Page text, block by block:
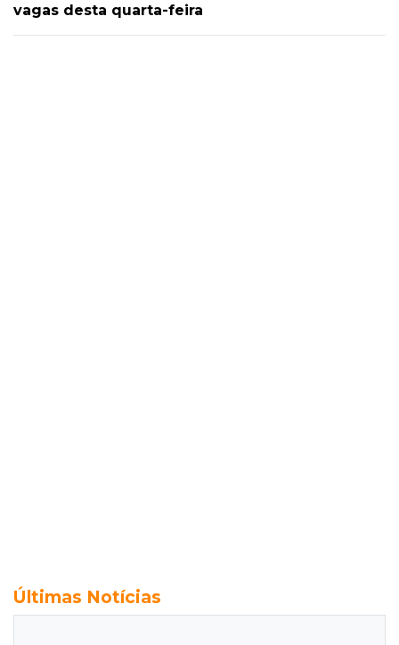
vagas desta quarta-feira
Últimas Notícias